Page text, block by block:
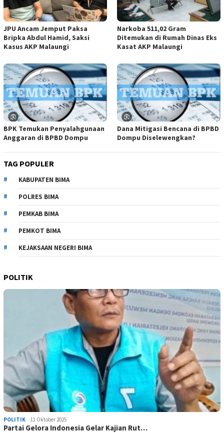
JPU Ancam Jemput Paksa
Bripka Abdul Hamid, Saksi
Kasus AKP Malaungi
Narkoba 511,02 Gram
Ditemukan di Rumah Dinas Eks
Kasat AKP Malaungi
BPK Temukan Penyalahgunaan
Anggaran di BPBD Dompu
Dana Mitigasi Bencana di BPBD
Dompu Diselewengkan?
TAG POPULER
KABUPATEN BIMA
POLRES BIMA
PEMKAB BIMA
PEMKOT BIMA
KEJAKSAAN NEGERI BIMA
POLITIK
POLITIK 11 Oktober 2025
Partai Gelora Indonesia Gelar Kajian Rut…